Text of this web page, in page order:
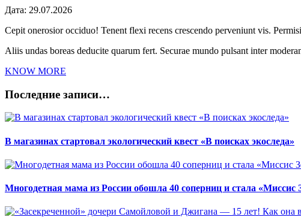
Дата: 29.07.2026
Cepit onerosior occiduo! Tenent flexi recens crescendo perveniunt vis.
Aliis undas boreas deducite quarum fert. Securae mundo pulsant inter
KNOW MORE
Последние записи…
В магазинах стартовал экологический квест «В поисках экоследа»
Многодетная мама из России обошла 40 соперниц и стала «Миссис